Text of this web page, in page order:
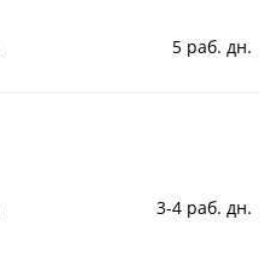
5 раб. дн.
3-4 раб. дн.